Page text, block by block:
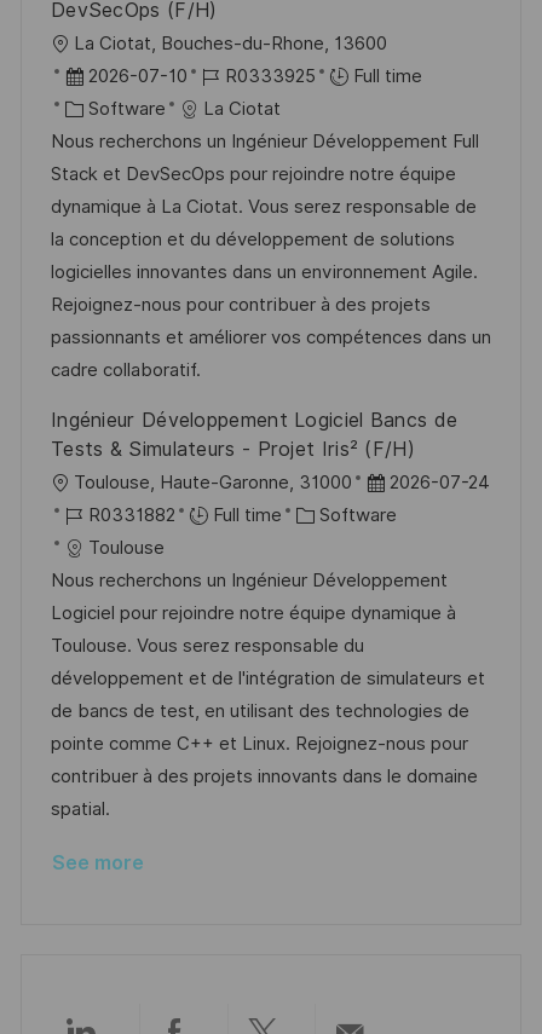
DevSecOps (F/H)
L
o
c
a
t
i
o
n
La Ciotat, Bouches-du-Rhone, 13600
P
o
s
t
e
d
D
a
t
e
2026-07-10
J
o
b
I
d
R0333925
Full time
C
a
t
e
g
o
r
y
Software
La Ciotat
Nous recherchons un Ingénieur Développement Full
Stack et DevSecOps pour rejoindre notre équipe
dynamique à La Ciotat. Vous serez responsable de
la conception et du développement de solutions
logicielles innovantes dans un environnement Agile.
Rejoignez-nous pour contribuer à des projets
passionnants et améliorer vos compétences dans un
cadre collaboratif.
Ingénieur Développement Logiciel Bancs de
Tests & Simulateurs - Projet Iris² (F/H)
L
o
c
a
t
i
o
n
Toulouse, Haute-Garonne, 31000
P
o
t
e
D
a
t
e
2026-07-24
J
o
b
I
d
R0331882 Full time
C
t
e
g
o
r
y
Software
Toulouse
Nous recherchons un Ingénieur Développement
Logiciel pour rejoindre notre équipe dynamique à
Toulouse. Vous serez responsable du
développement et de l'intégration de simulateurs et
de bancs de test, en utilisant des technologies de
pointe comme C++ et Linux. Rejoignez-nous pour
contribuer à des projets innovants dans le domaine
spatial.
See more